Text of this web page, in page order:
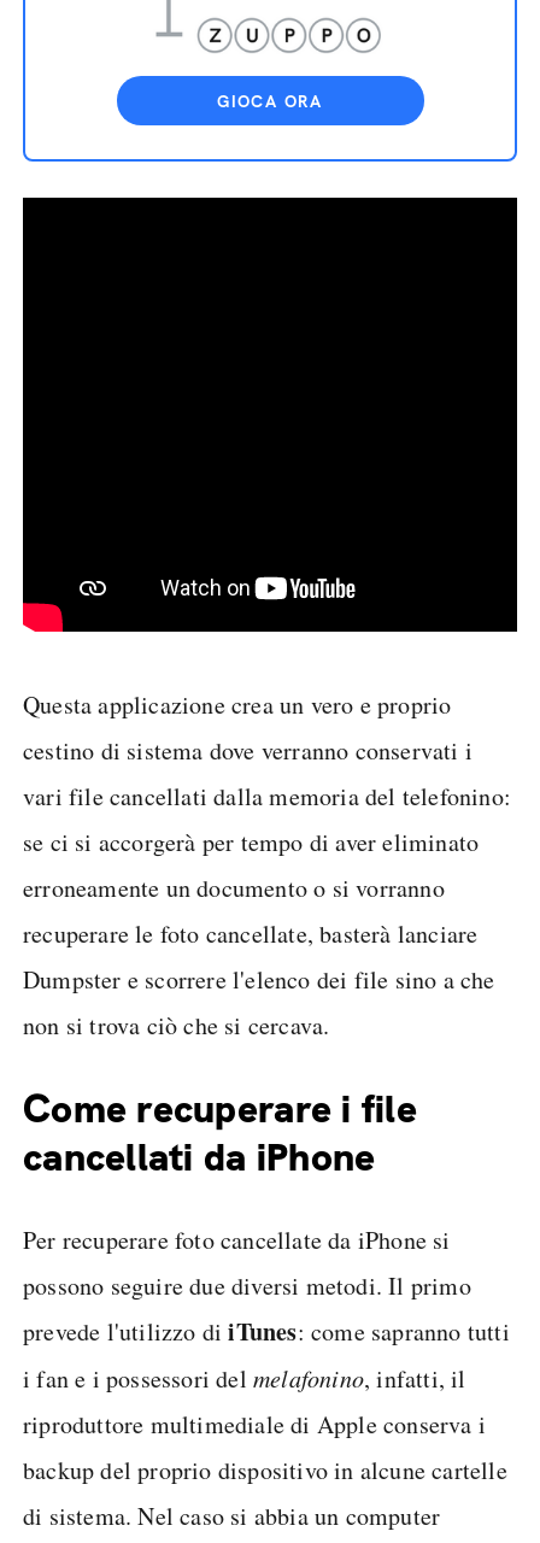
GIOCA ORA
Questa applicazione crea un vero e proprio
cestino di sistema dove verranno conservati i
vari file cancellati dalla memoria del telefonino:
se ci si accorgerà per tempo di aver eliminato
erroneamente un documento o si vorranno
recuperare le foto cancellate, basterà lanciare
Dumpster e scorrere l'elenco dei file sino a che
non si trova ciò che si cercava.
Come recuperare i file
cancellati da iPhone
Per recuperare foto cancellate da iPhone si
possono seguire due diversi metodi. Il primo
prevede l'utilizzo diiTunes: come sapranno tutti
i fan e i possessori del melafonino, infatti, il
riproduttore multimediale di Apple conserva i
backup del proprio dispositivo in alcune cartelle
di sistema. Nel caso si abbia un computer